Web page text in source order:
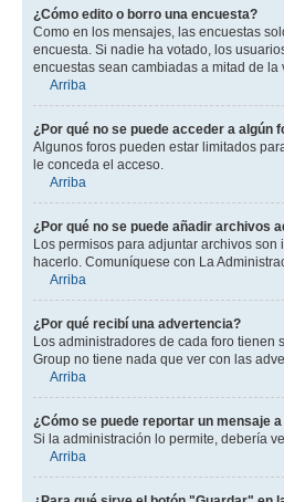
¿Cómo edito o borro una encuesta?
Como en los mensajes, las encuestas
encuesta. Si nadie ha votado, los
encuestas sean cambiadas a mitad de la
Arriba
¿Por qué no se puede acceder a algún
Algunos foros pueden estar limitados
le conceda el acceso.
Arriba
¿Por qué no se puede añadir archivos
Los permisos para adjuntar archivos
hacerlo. Comuníquese con La
Arriba
¿Por qué recibí una advertencia?
Los administradores de cada foro tienen
Group no tiene nada que ver con las
Arriba
¿Cómo se puede reportar un mensaje
Si la administración lo permite, debería
Arriba